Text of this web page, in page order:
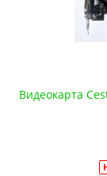
Видеокарта